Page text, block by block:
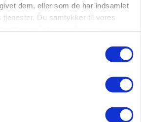
dem, eller som de har indsamlet
tjenester. Du samtykker til vores
Byggeriet kan åbne nyt